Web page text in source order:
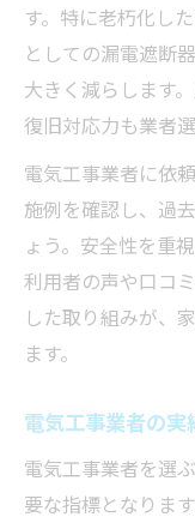
す。特に老朽化し
としての漏電遮断
大きく減らします
復旧対応力も業者
電気工事業者に依
施例を確認し、過
ょう。安全性を重
利用者の声や口コ
した取り組みが、
ます。
電気工事業者の
電気工事業者を選
要な指標となりま